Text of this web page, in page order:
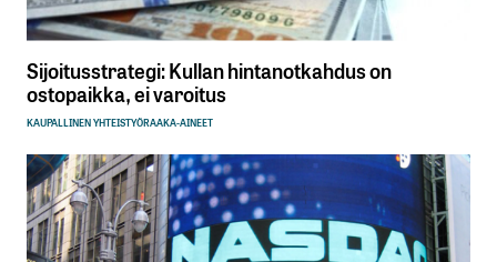
Sijoitusstrategi: Kullan hintanotkahdus on
ostopaikka, ei varoitus
KAUPALLINEN YHTEISTYÖRAAKA-AINEET